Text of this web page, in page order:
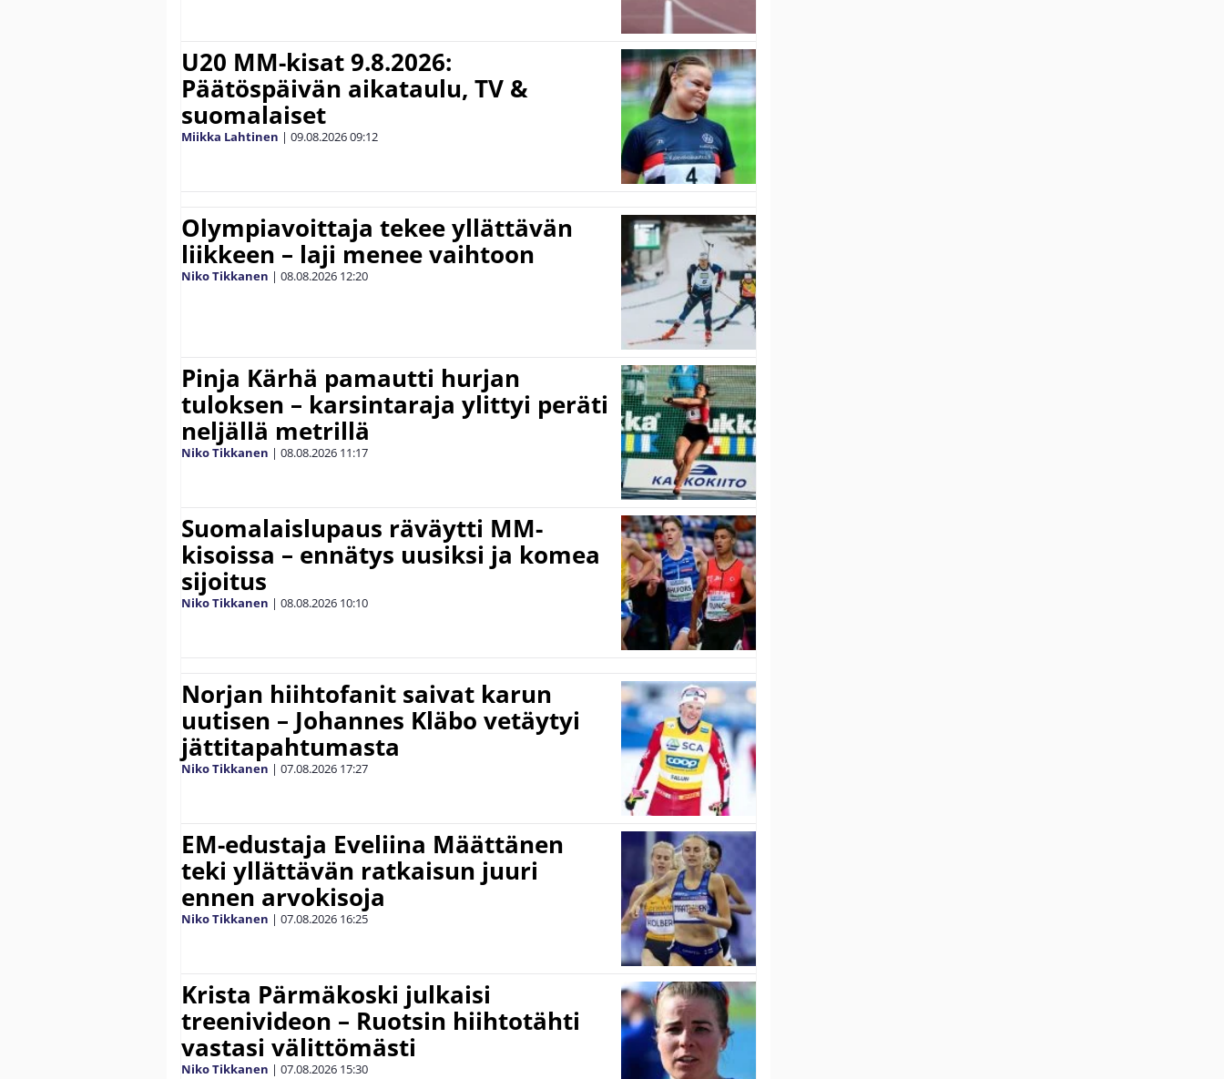
U20 MM-kisat 9.8.2026:
Päätöspäivän aikataulu, TV &
suomalaiset
Miikka Lahtinen | 09.08.202609:12
Olympiavoittaja tekee yllättävän
liikkeen – laji menee vaihtoon
Niko Tikkanen | 08.08.2026 12:20
Pinja Kärhä pamautti hurjan
tuloksen – karsintaraja ylittyi peräti
neljällä metrillä
Niko Tikkanen | 08.08.2026 11:17
Suomalaislupaus räväytti MM-
kisoissa – ennätys uusiksi ja komea
sijoitus
Niko Tikkanen | 08.08.2026 10:10
Norjan hiihtofanit saivat karun
uutisen – Johannes Kläbo vetäytyi
jättitapahtumasta
Niko Tikkanen | 07.08.2026 17:27
EM-edustaja Eveliina Määttänen
teki yllättävän ratkaisun juuri
ennen arvokisoja
Niko Tikkanen | 07.08.2026 16:25
Krista Pärmäkoski julkaisi
treenivideon – Ruotsin hiihtotähti
vastasi välittömästi
Niko Tikkanen | 07.08.2026 15:30